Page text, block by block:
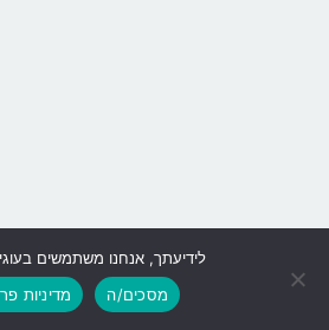
גלילה
לראש
לידיעתך, אנחנו משתמשים
מסכים/ה
מדיניות